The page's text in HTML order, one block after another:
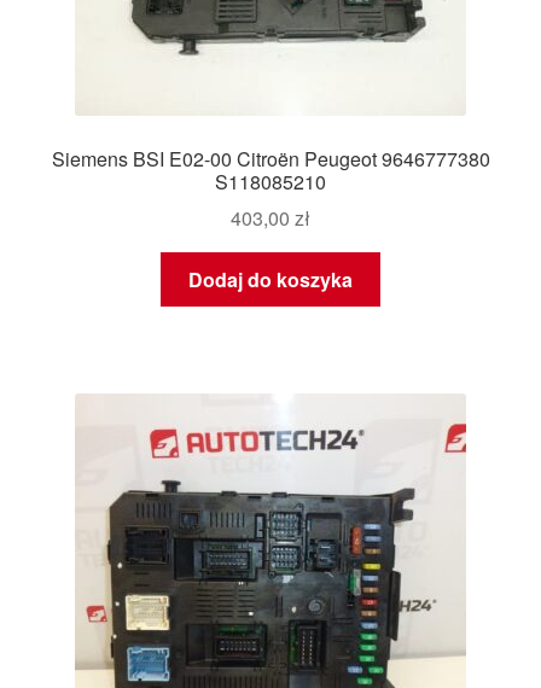
Siemens BSI E02-00 Citroën Peugeot 9646777380
S118085210
403,00 zł
Dodaj do koszyka